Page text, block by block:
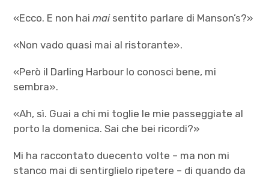
«Ecco. E non haimaisentito parlare di Manson’s?»
«Non vado quasi mai al ristorante».
«Però il Darling Harbour lo conosci bene, mi
sembra».
«Ah, sì. Guai a chi mi toglie le mie passeggiate al
porto la domenica. Sai che bei ricordi?»
Mi ha raccontato duecento volte – ma non mi
stanco mai di sentirglielo ripetere – di quando da